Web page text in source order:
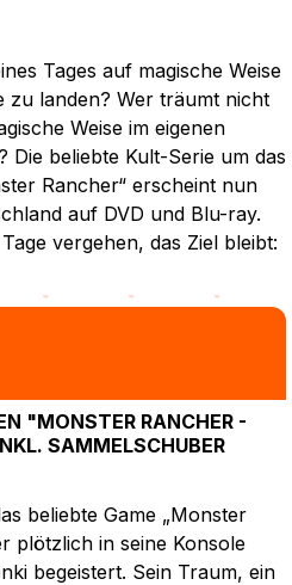
Tages auf magische Weise
zu landen? Wer träumt nicht
Weise im eigenen
Die beliebte Kult-Serie um das
Rancher“ erscheint nun
auf DVD und Blu-ray.
vergehen, das Ziel bleibt:
"MONSTER RANCHER -
SAMMELSCHUBER
beliebte Game „Monster
plötzlich in seine Konsole
begeistert. Sein Traum, ein